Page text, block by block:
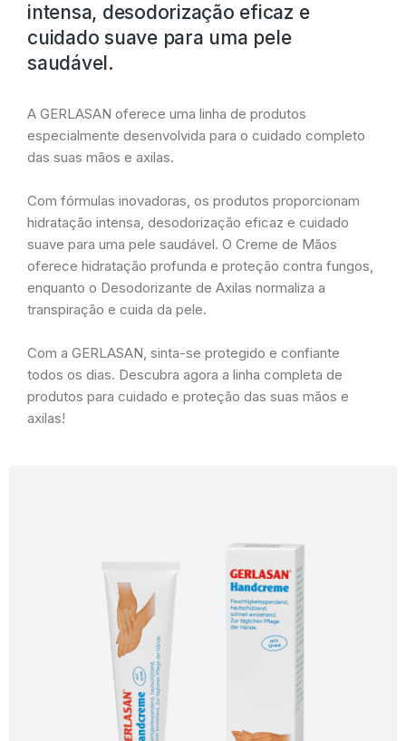
intensa, desodorização eficaz e
cuidado suave para uma pele
saudável.
A GERLASAN oferece uma linha de produtos
especialmente desenvolvida para o cuidado completo
das suas mãos e axilas.
Com fórmulas inovadoras, os produtos proporcionam
hidratação intensa, desodorização eficaz e cuidado
suave para uma pele saudável. O Creme de Mãos
oferece hidratação profunda e proteção contra fungos,
enquanto o Desodorizante de Axilas normaliza a
transpiração e cuida da pele.
Com a GERLASAN, sinta-se protegido e confiante
todos os dias. Descubra agora a linha completa de
produtos para cuidado e proteção das suas mãos e
axilas!